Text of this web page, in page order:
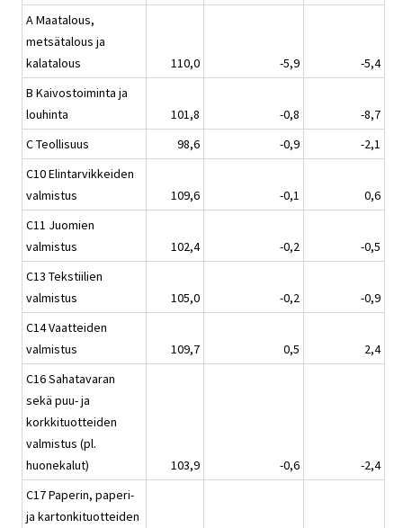
A Maatalous,
metsätalous ja
kalatalous
110,0 -5,9
-5,4
B Kaivostoiminta ja
louhinta
101,8 -0,8
-8,7
C Teollisuus
98,6 -0,9
-2,1
C10 Elintarvikkeiden
valmistus
109,6 -0,1
0,6
C11 Juomien
valmistus
102,4 -0,2
-0,5
C13 Tekstiilien
valmistus
105,0 -0,2
-0,9
C14 Vaatteiden
valmistus
109,7 0,5
2,4
C16 Sahatavaran
sekä puu- ja
korkkituotteiden
valmistus (pl.
huonekalut)
103,9 -0,6
-2,4
C17 Paperin, paperi-
ja kartonkituotteiden